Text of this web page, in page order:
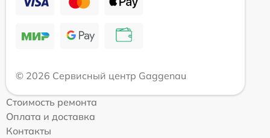
© 2026 Сервисный центр Gaggenau
Стоимость ремонта
Оплата и доставка
Контакты